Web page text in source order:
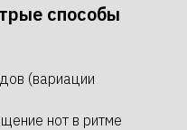
способы
(вариации
нот в ритме